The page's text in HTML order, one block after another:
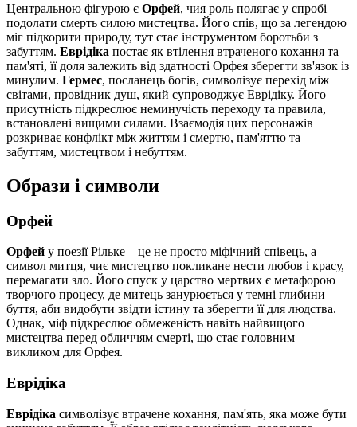
Центральною фігурою є Орфей, чия роль полягає у спробі
подолати смерть силою мистецтва. Його спів, що за легендою
міг підкорити природу, тут стає інструментом боротьби з
забуттям. Еврідіка постає як втілення втраченого кохання та
пам'яті, її доля залежить від здатності Орфея зберегти зв'язок із
минулим. Гермес, посланець богів, символізує перехід між
світами, провідник душ, який супроводжує Еврідіку. Його
присутність підкреслює неминучість переходу та правила,
встановлені вищими силами. Взаємодія цих персонажів
розкриває конфлікт між життям і смертю, пам'яттю та
забуттям, мистецтвом і небуттям.
Образи і символи
Орфей
Орфей у поезії Рільке – це не просто міфічний співець, а
символ митця, чиє мистецтво покликане нести любов і красу,
перемагати зло. Його спуск у царство мертвих є метафорою
творчого процесу, де митець занурюється у темні глибини
буття, аби видобути звідти істину та зберегти її для людства.
Однак, міф підкреслює обмеженість навіть найвищого
мистецтва перед обличчям смерті, що стає головним
викликом для Орфея.
Еврідіка
Еврідіка символізує втрачене кохання, пам'ять, яка може бути